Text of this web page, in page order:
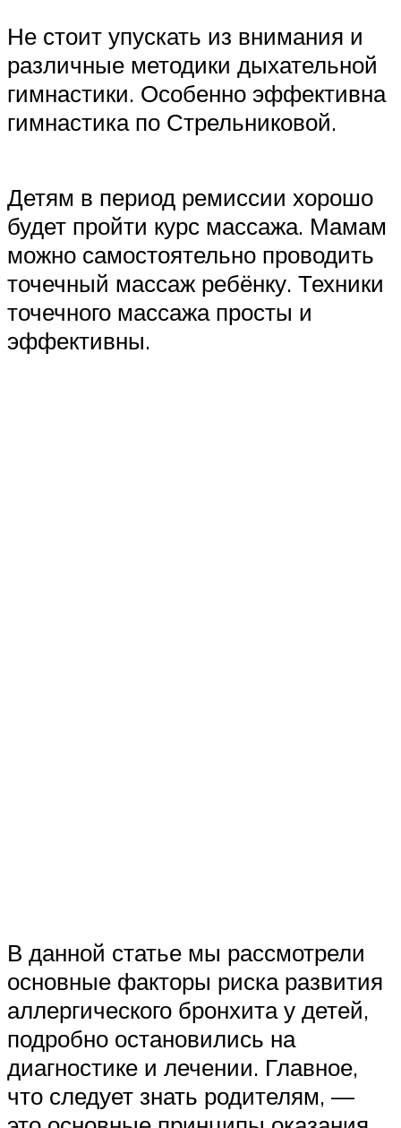
Не стоит упускать из внимания и
различные методики дыхательной
гимнастики. Особенно эффективна
гимнастика по Стрельниковой.
Детям в период ремиссии хорошо
будет пройти курс массажа. Мамам
можно самостоятельно проводить
точечный массаж ребёнку. Техники
точечного массажа просты и
эффективны.
В данной статье мы рассмотрели
основные факторы риска развития
аллергического бронхита у детей,
подробно остановились на
диагностике и лечении. Главное,
что следует знать родителям, —